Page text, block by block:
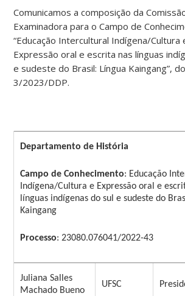
Comunicamos a composição da
Examinadora para o Campo de
“Educação Intercultural Indígena/Cultura
Expressão oral e escrita nas línguas
e sudeste do Brasil: Língua Kaingang”,
3/2023/DDP.
Departamento de História
Campo de Conhecimento: Educação
Indígena/Cultura e Expressão oral e
línguas indígenas do sul e sudeste do
Kaingang
Processo: 23080.076041/2022-43
Juliana Salles
Machado Bueno
UFSC